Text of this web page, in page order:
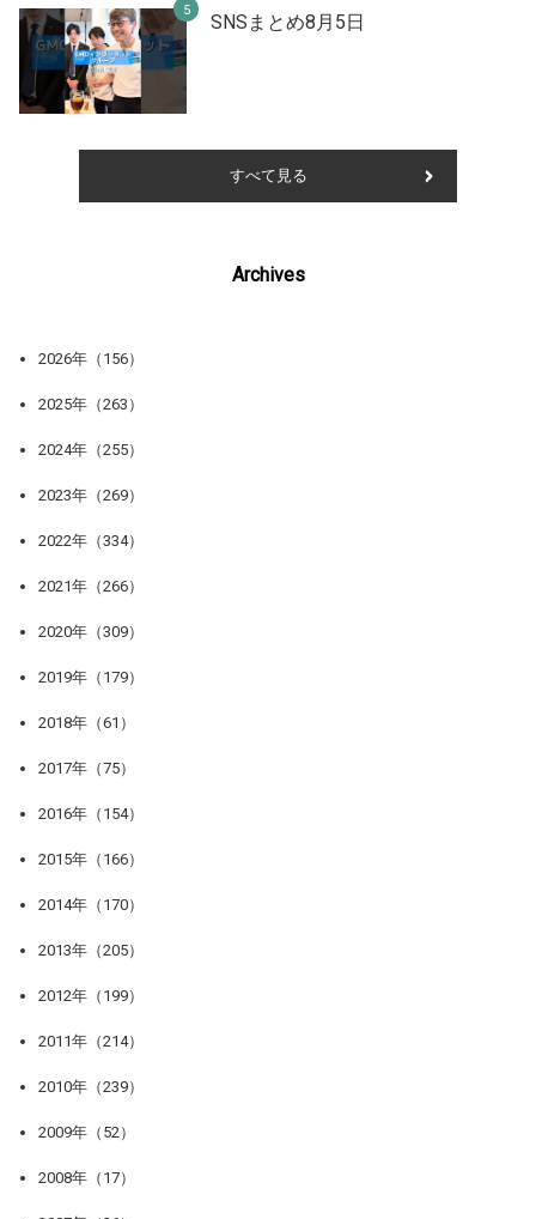
SNSまとめ8月5日
すべて見る
Archives
2026年（156）
2025年（263）
2024年（255）
2023年（269）
2022年（334）
2021年（266）
2020年（309）
2019年（179）
2018年（61）
2017年（75）
2016年（154）
2015年（166）
2014年（170）
2013年（205）
2012年（199）
2011年（214）
2010年（239）
2009年（52）
2008年（17）